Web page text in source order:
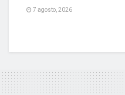
7 agosto, 2026